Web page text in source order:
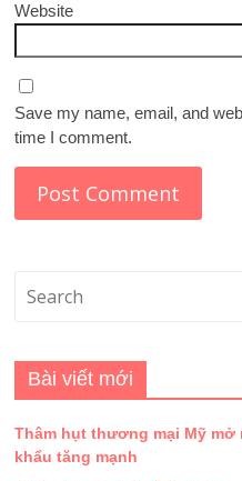
Website
Save my name, email, and
time I comment.
Bài viết mới
Thâm hụt thương mại Mỹ
khẩu tăng mạnh